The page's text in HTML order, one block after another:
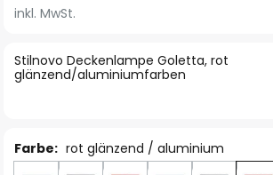
der
springen
Stilnovo Deckenlampe Goletta, rot
glänzend/aluminiumfarben
inkl. MwSt.
Farbe: rot glänzend / aluminium